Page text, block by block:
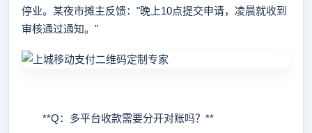
停业。某夜市摊主反馈："晚上10点提交申请，凌晨就收到
审核通过通知。"
**Q：多平台收款需要分开对账吗？**